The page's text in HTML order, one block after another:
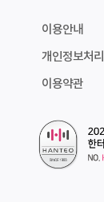
이용안내
개인정보처
이용약관